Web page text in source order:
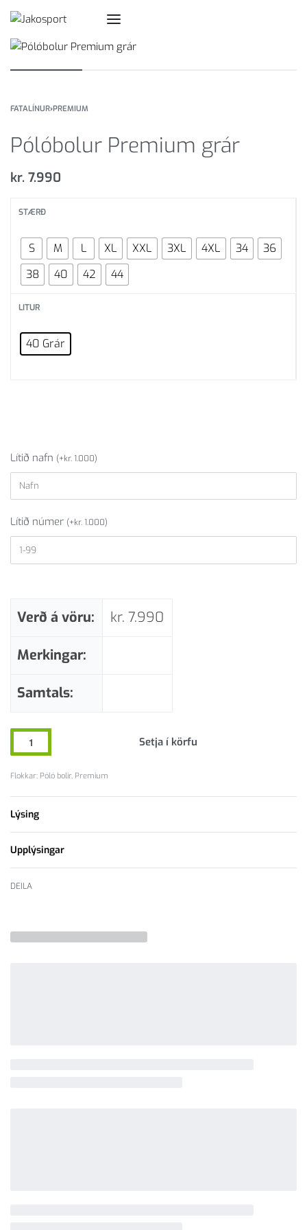
FATALÍNUR›PREMIUM
Pólóbolur Premium grár
kr. 7.990
STÆRÐ
S M L XL XXL 3XL 4XL 34
36
38
40 42 44
LITUR
40 Grár
Lítið nafn (+kr.1.000)
Lítið númer (+kr.1.000)
Verð á vöru: kr. 7.990
Merkingar:
Samtals:
Setja í körfu
Flokkar: Póló bolir, Premium
Lýsing
Upplýsingar
DEILA